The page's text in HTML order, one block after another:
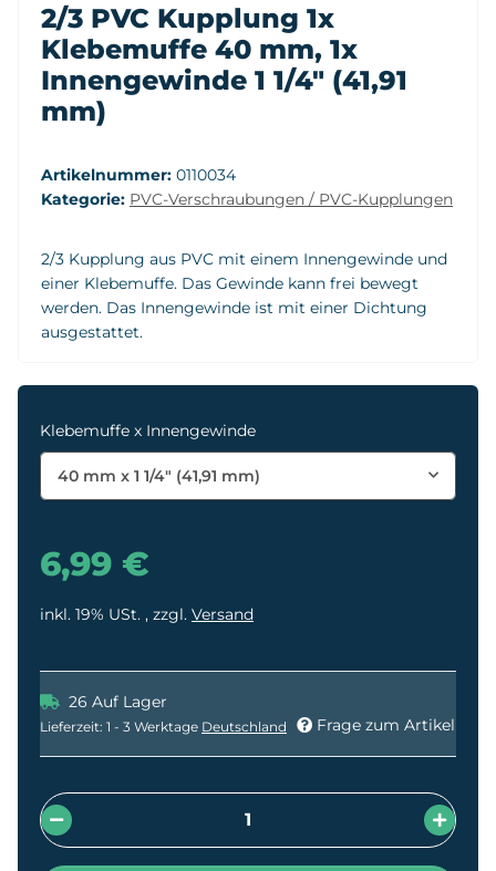
2/3 PVC Kupplung 1x
Klebemuffe 40 mm, 1x
Innengewinde 1 1/4" (41,91
mm)
Artikelnummer: 0110034
Kategorie: PVC-Verschraubungen / PVC-Kupplungen
2/3 Kupplung aus PVC mit einem Innengewinde und
einer Klebemuffe. Das Gewinde kann frei bewegt
werden. Das Innengewinde ist mit einer Dichtung
ausgestattet.
Klebemuffe x Innengewinde
40 mm x 1 1/4" (41,91 mm)
6,99 €
inkl. 19% USt. , zzgl. Versand
26 Auf Lager
Lieferzeit: 1 - 3 Werktage Deutschland Frage zum Artikel